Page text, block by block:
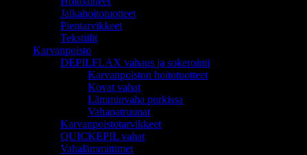
Jalkahoitotuotteet
Pientarvikkeet
Tekstiilit
Karvanpoisto
DEPILFLAX vahaus ja sokerointi
Karvanpoiston hoitotuotteet
Kovat vahat
Lämminvaha purkissa
Vahapatruunat
Karvanpoistotarvikkeet
QUICKEPIL vahat
Vahalämmittimet